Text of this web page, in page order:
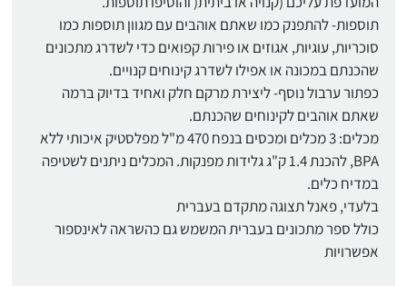
תוספות- להתפנק כמו שאתם אוהבים עם מגוון תוספות כמו
סוכריות, עוגיות, אגוזים או פירות קפואים כדי לשדרג מתכונים
שהכנתם במכונה או אפילו לשדרג קינוחים קנויים.
כפתור ערבול נוסף- ליצירת מרקם חלק ואחיד בדיוק ברמה
שאתם אוהבים לקינוחים שהכנתם.
מכלים: 3 מכלים ומכסים בנפח 470 מ"ל מפלסטיק איכותי ללא
BPA, להכנת 1.4 ק"ג גלידות מפנקות. המכלים ניתנים לשטיפה
במדיח כלים.
בלעדי, פאנל תצוגה מתקדם בעברית
כולל ספר מתכונים בעברית המשמש גם כהשראה לאינספור
אפשרויות